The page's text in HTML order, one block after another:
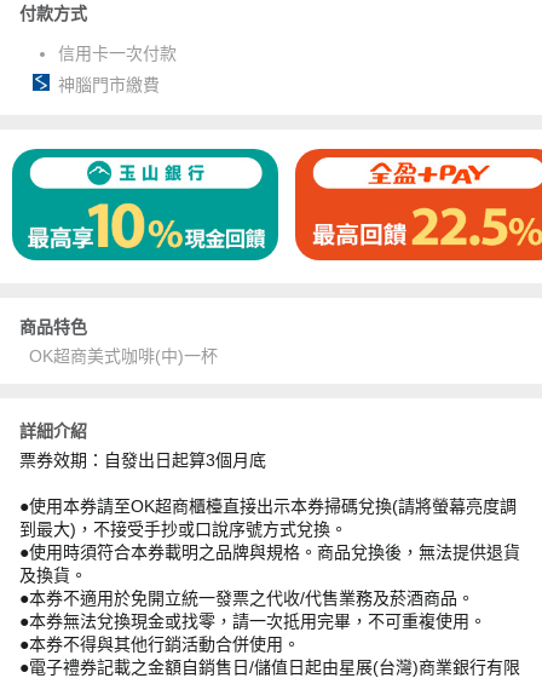
付款方式
信用卡一次付款
神腦門市繳費
商品特色
OK超商美式咖啡(中)一杯
詳細介紹
票券效期：自發出日起算3個月底
●使用本券請至OK超商櫃檯直接出示本券掃碼兌換(請將螢幕亮度調
到最大)，不接受手抄或口說序號方式兌換。
●使用時須符合本券載明之品牌與規格。商品兌換後，無法提供退貨
及換貨。
●本券不適用於免開立統一發票之代收/代售業務及菸酒商品。
●本券無法兌換現金或找零，請一次抵用完畢，不可重複使用。
●本券不得與其他行銷活動合併使用。
●電子禮券記載之金額自銷售日/儲值日起由星展(台灣)商業銀行有限